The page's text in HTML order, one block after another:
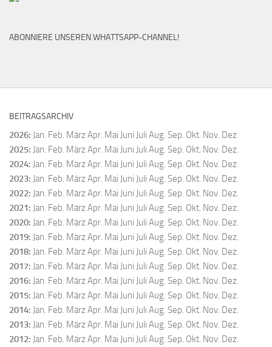
ABONNIERE UNSEREN WHATTSAPP-CHANNEL!
BEITRAGSARCHIV
2026: Jan. Feb. MärzApr. Mai Juni Juli Aug. Sep. Okt. Nov. Dez.
2025: Jan. Feb. MärzApr. Mai Juni Juli Aug. Sep. Okt. Nov. Dez.
2024: Jan. Feb. MärzApr. Mai Juni Juli Aug. Sep. Okt. Nov. Dez.
2023: Jan. Feb. MärzApr. Mai Juni Juli Aug. Sep. Okt. Nov. Dez.
2022: Jan. Feb. MärzApr. Mai Juni Juli Aug. Sep. Okt. Nov. Dez.
2021: Jan. Feb. MärzApr. Mai Juni Juli Aug. Sep. Okt. Nov. Dez.
2020: Jan. Feb. MärzApr. Mai Juni Juli Aug. Sep. Okt. Nov. Dez.
2019: Jan. Feb. MärzApr. Mai Juni Juli Aug. Sep. Okt. Nov. Dez.
2018: Jan. Feb. MärzApr. Mai Juni Juli Aug. Sep. Okt. Nov. Dez.
2017: Jan. Feb. MärzApr. Mai Juni Juli Aug. Sep. Okt. Nov. Dez.
2016: Jan. Feb. MärzApr. Mai Juni Juli Aug. Sep. Okt. Nov. Dez.
2015: Jan. Feb. MärzApr. Mai Juni Juli Aug. Sep. Okt. Nov. Dez.
2014: Jan. Feb. MärzApr. Mai Juni Juli Aug. Sep. Okt. Nov. Dez.
2013: Jan. Feb. MärzApr. Mai Juni Juli Aug. Sep. Okt. Nov. Dez.
2012: Jan. Feb. MärzApr. Mai Juni Juli Aug. Sep. Okt. Nov. Dez.